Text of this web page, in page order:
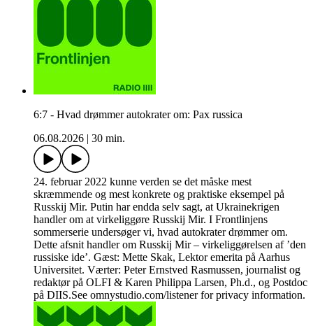
6:7 - Hvad drømmer autokrater om: Pax russica
06.08.2026
30 min.
24. februar 2022 kunne verden se det måske mest
skræmmende og mest konkrete og praktiske eksempel på
Russkij Mir. Putin har endda selv sagt, at Ukrainekrigen
handler om at virkeliggøre Russkij Mir. I Frontlinjens
sommerserie undersøger vi, hvad autokrater drømmer om.
Dette afsnit handler om Russkij Mir – virkeliggørelsen af ’den
russiske ide’. Gæst: Mette Skak, Lektor emerita på Aarhus
Universitet. Værter: Peter Ernstved Rasmussen, journalist og
redaktør på OLFI & Karen Philippa Larsen, Ph.d., og Postdoc
på DIIS.See omnystudio.com/listener for privacy information.